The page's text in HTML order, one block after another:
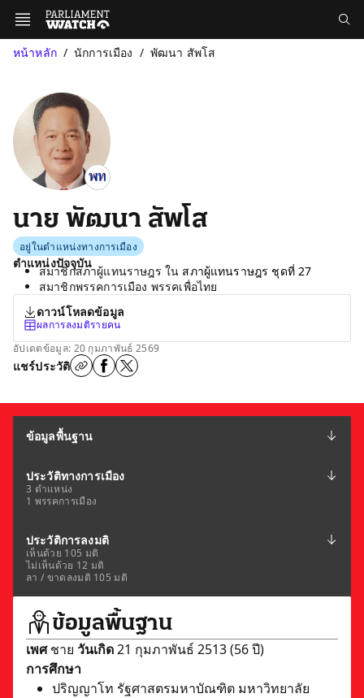
หน้าหลัก นักการเมือง พัฒนา สัพโส
นาย พัฒนา สัพโส
อยู่ในตำแหน่งทางการเมือง
ตำแหน่งปัจจุบัน
สมาชิกสภาผู้แทนราษฎร ใน สภาผู้แทนราษฎร ชุดที่ 27
สมาชิกพรรคการเมือง พรรคเพื่อไทย
ดาวน์โหลดข้อมูล
ผลการลงมติรายคน
อัปเดตข้อมูล: 20 กุมภาพันธ์ 2569
แชร์ประวัติ
ข้อมูลพื้นฐาน
ประวัติทางการเมือง
3 ตำแหน่ง
1 พรรคการเมือง
ประวัติการลงมติ
เห็นด้วย 105 มติ
ไม่เห็นด้วย 12 มติ
ลา / ขาดลงมติ 105 มติ
ข้อมูลพื้นฐาน
เพศชาย วันเกิด21 กุมภาพันธ์ 2513 (56 ปี)
การศึกษา
ปริญญาโท รัฐศาสตรมหาบัณฑิต มหาวิทยาลัย